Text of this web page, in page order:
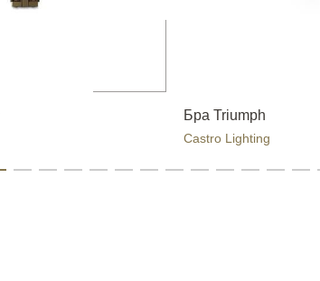
Бра Triumph
Castro Lighting